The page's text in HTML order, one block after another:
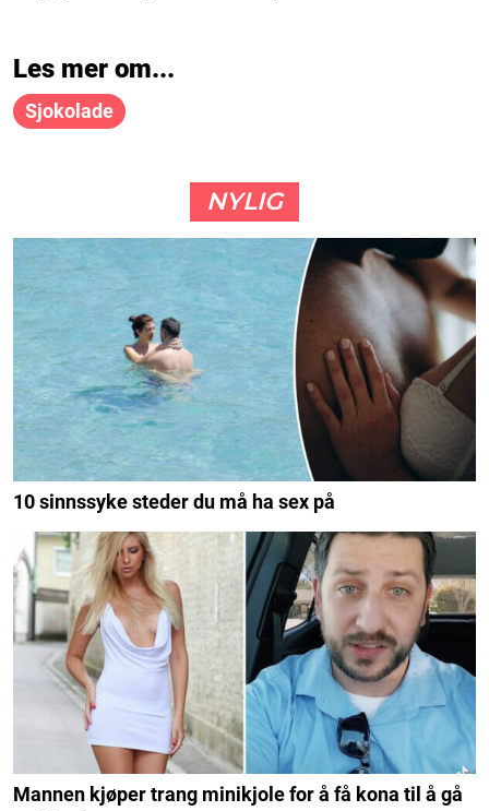
Les mer om...
Sjokolade
NYLIG
10 sinnssyke steder du må ha sex på
Mannen kjøper trang minikjole for å få kona til å gå